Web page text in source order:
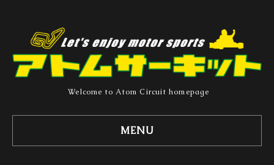
Welcome to Atom Circuit homepage
MENU